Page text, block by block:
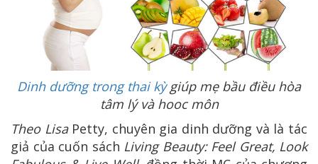
Dinh dưỡng trong thai kỳgiúp mẹ bầu điều hòa
tâm lý và hooc môn
Theo Lisa Petty, chuyên gia dinh dưỡng và là tác
giả của cuốn sách Living Beauty: Feel Great, Look